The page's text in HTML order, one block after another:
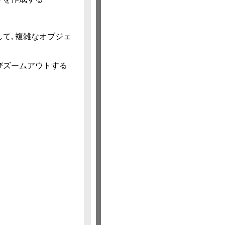
, 複雑なオブジェ
ームアウトする